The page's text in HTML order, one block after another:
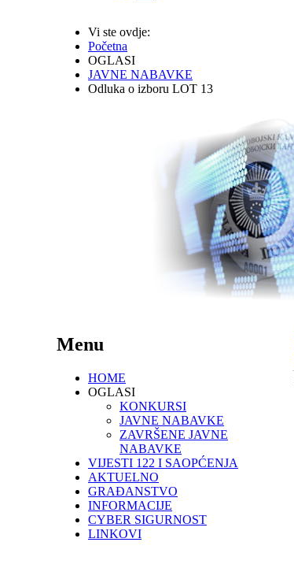
Vi ste ovdje:
Početna
OGLASI
JAVNE NABAVKE
Odluka o izboru LOT 13
Menu
HOME
OGLASI
KONKURSI
JAVNE NABAVKE
ZAVRŠENE JAVNE
NABAVKE
VIJESTI 122 I SAOPĆENJA
AKTUELNO
GRAĐANSTVO
INFORMACIJE
CYBER SIGURNOST
LINKOVI